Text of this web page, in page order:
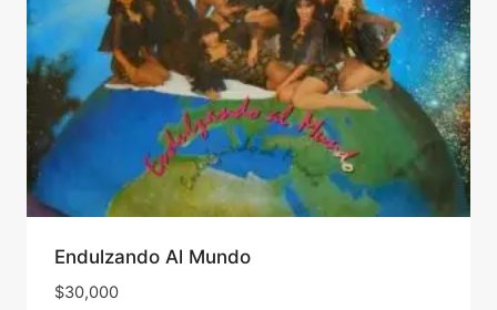
Endulzando Al Mundo
$30,000